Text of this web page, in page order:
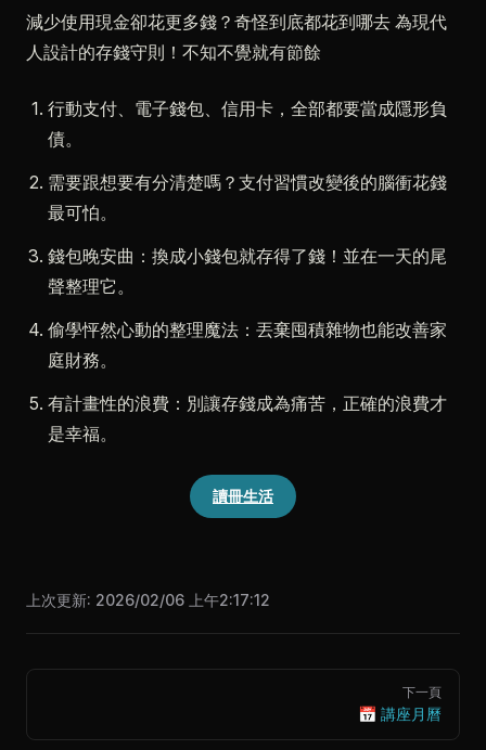
減少使用現金卻花更多錢？奇怪到底都花到哪去 為現代
人設計的存錢守則！不知不覺就有節餘
行動支付、電子錢包、信用卡，全部都要當成隱形負
債。
需要跟想要有分清楚嗎？支付習慣改變後的腦衝花錢
最可怕。
錢包晚安曲：換成小錢包就存得了錢！並在一天的尾
聲整理它。
偷學怦然心動的整理魔法：丟棄囤積雜物也能改善家
庭財務。
有計畫性的浪費：別讓存錢成為痛苦，正確的浪費才
是幸福。
讀冊生活
上次更新: 2026/02/06 上午2:17:12
Pager
下一頁
📅 講座月曆